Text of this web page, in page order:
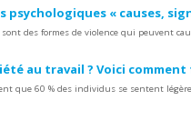
psychologiques « causes,
des formes de violence qui peuvent
au travail ? Voici
que 60 % des individus se sentent